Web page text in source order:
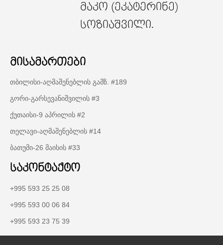
მაკო (ეკატერინე)
სოზიაშვილი.
მისამართები
თბილისი-აღმაშენებლის გამზ. #189
გორი-გარსევანიშვილის #3
ქუთაისი-9 აპრილის #2
თელავი-აღმაშენებლის #14
ბათუმი-26 მაისის #33
საკონტაქტო
+995 593 25 25 08
+995 593 00 06 84
+995 593 23 75 39